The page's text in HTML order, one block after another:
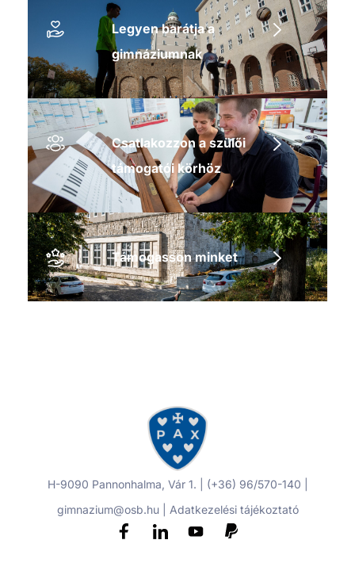
Legyen barátja a
gimnáziumnak
Csatlakozzon a szülői
támogatói körhöz
Támogasson minket
H-9090 Pannonhalma, Vár 1. | (+36) 96/570-140 |
gimnazium@osb.hu | Adatkezelési tájékoztató